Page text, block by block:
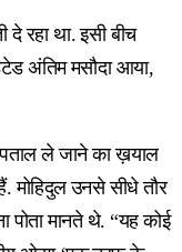
दे रहा था. इसी बीच
अंतिम मसौदा आया,
ले जाने का ख़याल
मोहिदुल उनसे सीधे तौर
पोता मानते थे. “यह कोई